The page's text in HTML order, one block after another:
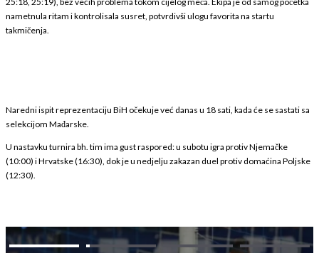
nametnula ritam i kontrolisala susret, potvrdivši ulogu favorita na startu
takmičenja.
Naredni ispit reprezentaciju BiH očekuje već danas u 18 sati, kada će se sastati sa
selekcijom Mađarske.
U nastavku turnira bh. tim ima gust raspored: u subotu igra protiv Njemačke
(10:00) i Hrvatske (16:30), dok je u nedjelju zakazan duel protiv domaćina Poljske
(12:30).